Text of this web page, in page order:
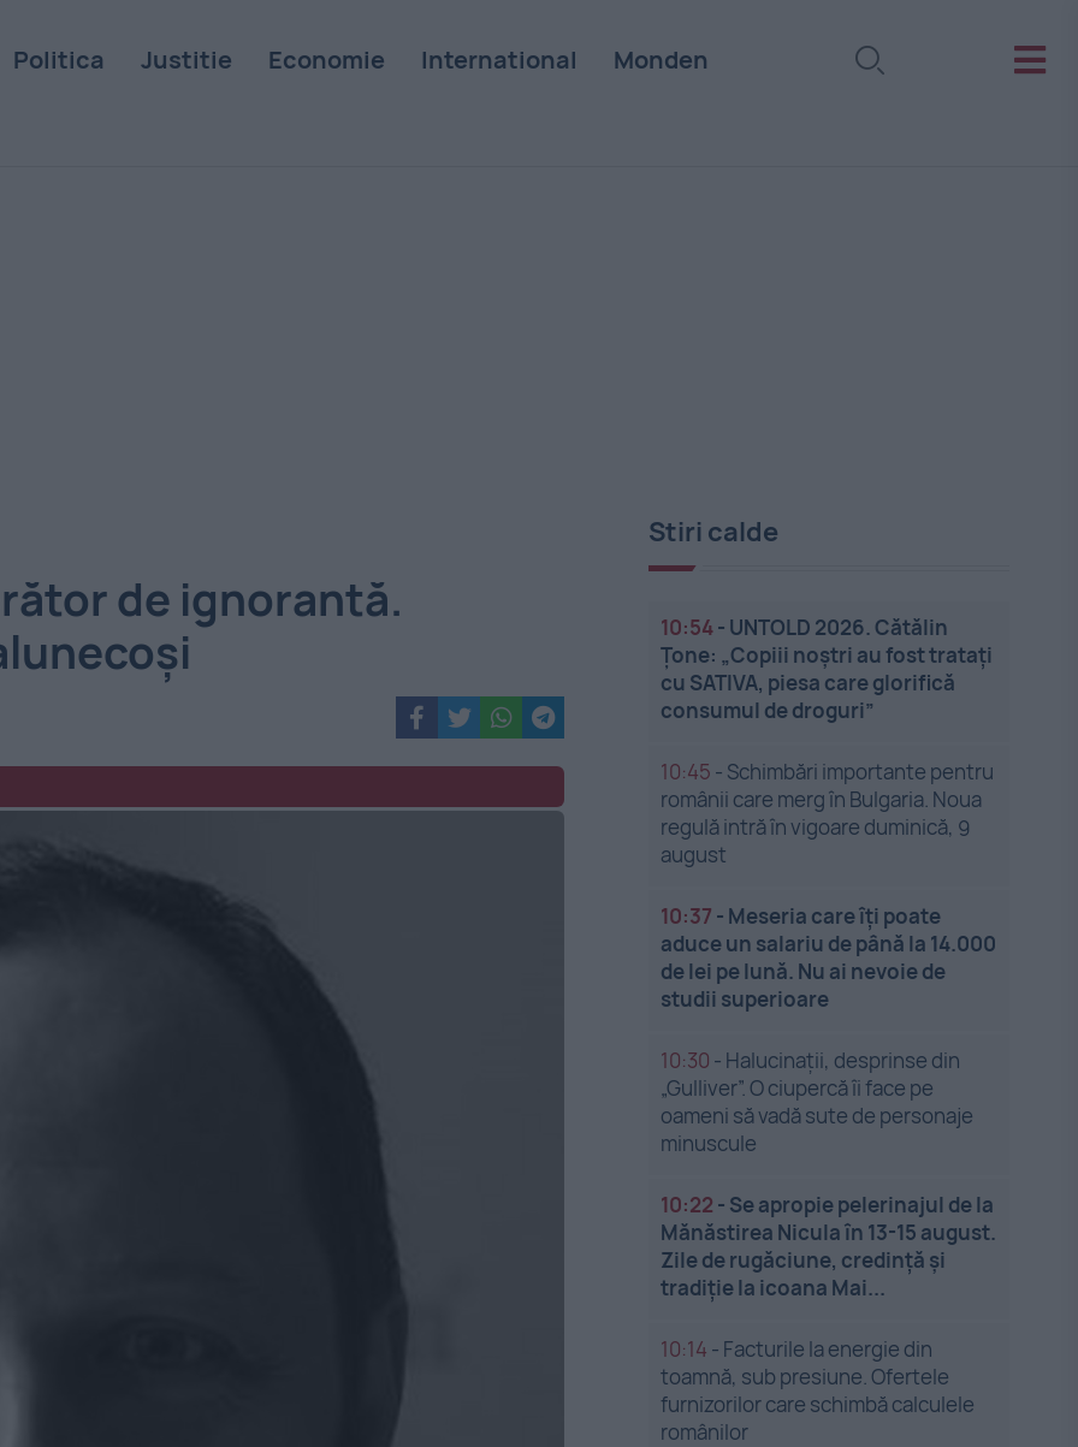
Politica Justitie Economie International Monden
de ignorantă.
Stiri calde
10:54- UNTOLD 2026. Cătălin
Țone: „Copiii noștri au fost tratați
cu SATIVA, piesa care glorifică
consumul de droguri”
10:45 - Schimbări importante pentru
românii care merg în Bulgaria. Noua
regulă intră în vigoare duminică, 9
august
10:37 - Meseria care îți poate
aduce un salariu de până la 14.000
de lei pe lună. Nu ai nevoie de
studii superioare
10:30 - Halucinații, desprinse din
„Gulliver”. O ciupercă îi face pe
oameni să vadă sute de personaje
minuscule
10:22 - Se apropie pelerinajul de la
Mănăstirea Nicula în 13-15 august.
Zile de rugăciune, credință și
tradiție la icoana Mai...
10:14 - Facturile la energie din
toamnă, sub presiune. Ofertele
furnizorilor care schimbă calculele
românilor